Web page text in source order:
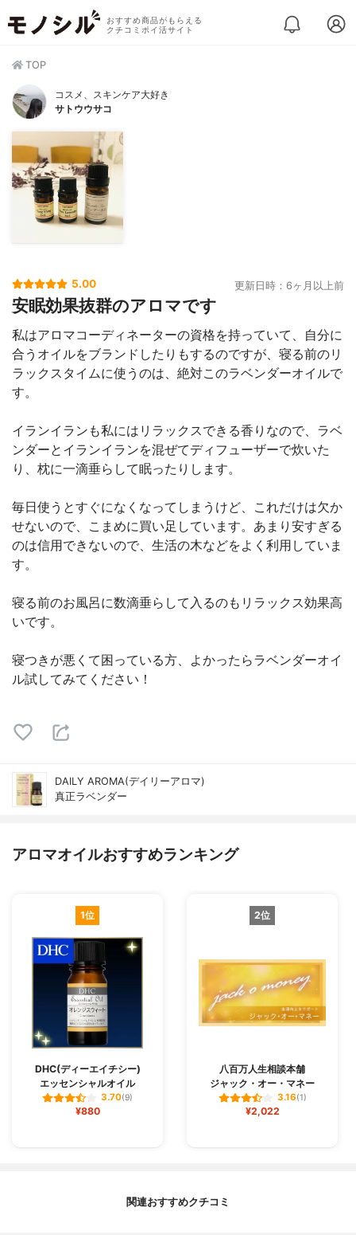
おすすめ商品がもらえる
クチコミポイ活サイト
TOP
コスメ、スキンケア大好き
サトウウサコ
5.00 更新日時：6ヶ月以上前
安眠効果抜群のアロマです
私はアロマコーディネーターの資格を持っていて、自分に
合うオイルをブランドしたりもするのですが、寝る前のリ
ラックスタイムに使うのは、絶対このラベンダーオイルで
す。
イランイランも私にはリラックスできる香りなので、ラベ
ンダーとイランイランを混ぜてディフューザーで炊いた
り、枕に一滴垂らして眠ったりします。
毎日使うとすぐになくなってしまうけど、これだけは欠か
せないので、こまめに買い足しています。あまり安すぎる
のは信用できないので、生活の木などをよく利用していま
す。
寝る前のお風呂に数滴垂らして入るのもリラックス効果高
いです。
寝つきが悪くて困っている方、よかったらラベンダーオイ
ル試してみてください！
DAILY AROMA(デイリーアロマ)
真正ラベンダー
アロマオイルおすすめランキング
1位
DHC(ディーエイチシー)
エッセンシャルオイル
3.70(9)
¥880
2位
八百万人生相談本舗
ジャック・オー・マネー
3.16(1)
¥2,022
関連おすすめクチコミ